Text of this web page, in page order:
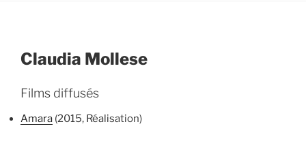
Claudia Mollese
Films diffusés
Amara (2015, Réalisation)